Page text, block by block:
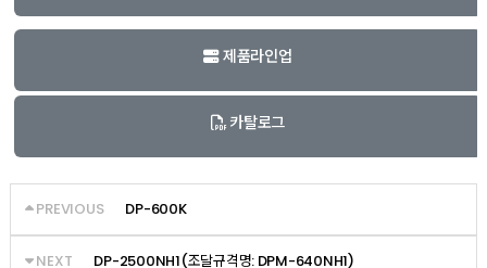
제품라인업
카탈로그
PREVIOUS DP-600K
NEXT DP-2500NH1(조달규격명: DPM-640NH1)